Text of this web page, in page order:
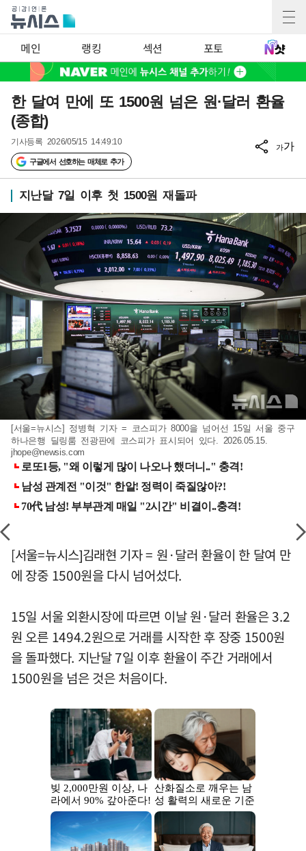
메인 랭킹 섹션 포토
한 달여 만에 또 1500원 넘은 원·달러 환율
(종합)
기사등록 2026/05/15 14:49:10
구글에서 선호하는 매체로 추가
가가
지난달 7일 이후 첫 1500원 재돌파
[서울=뉴시스] 정병혁 기자 = 코스피가 8000을 넘어선 15일 서울 중구
하나은행 딜링룸 전광판에 코스피가 표시되어 있다. 2026.05.15.
jhope@newsis.com
[서울=뉴시스]김래현 기자 = 원·달러 환율이 한 달여 만
에 장중 1500원을 다시 넘어섰다.
15일 서울 외환시장에 따르면 이날 원·달러 환율은 3.2
원 오른 1494.2원으로 거래를 시작한 후 장중 1500원
을 돌파했다. 지난달 7일 이후 환율이 주간 거래에서
1500원을 넘은 것은 처음이다.